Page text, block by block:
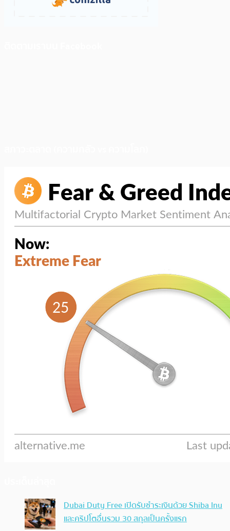
Dubai Duty Free เปิดรับชำระเงินด้วย Shiba Inu
และคริปโตอื่นรวม 30 สกุลเป็นครั้งแรก